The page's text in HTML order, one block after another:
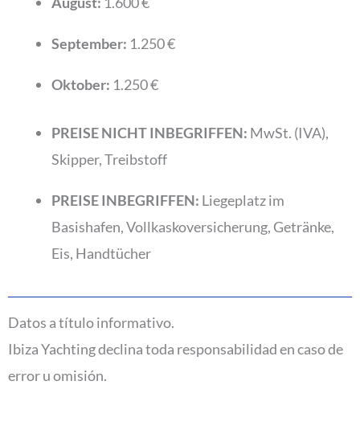
September: 1.250 €
Oktober: 1.250 €
PREISE NICHT INBEGRIFFEN: MwSt. (IVA),
Skipper, Treibstoff
PREISE INBEGRIFFEN: Liegeplatz im
Basishafen, Vollkaskoversicherung, Getränke,
Eis, Handtücher
Datos a título informativo.
Ibiza Yachting declina toda responsabilidad en caso de
error u omisión.